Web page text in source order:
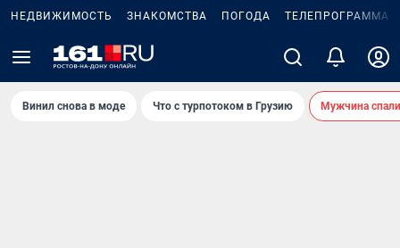
НЕДВИЖИМОСТЬ ЗНАКОМСТВА ПОГОДА ТЕЛЕПРОГРАММА
Винил снова в моде Что с турпотоком в Грузию Мужчина